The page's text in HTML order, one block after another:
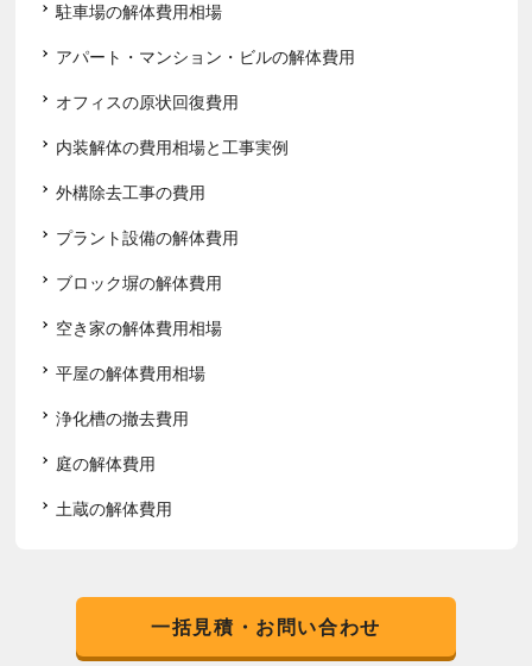
駐車場の解体費用相場
アパート・マンション・ビルの解体費用
オフィスの原状回復費用
内装解体の費用相場と工事実例
外構除去工事の費用
プラント設備の解体費用
ブロック塀の解体費用
空き家の解体費用相場
平屋の解体費用相場
浄化槽の撤去費用
庭の解体費用
土蔵の解体費用
一括見積・お問い合わせ